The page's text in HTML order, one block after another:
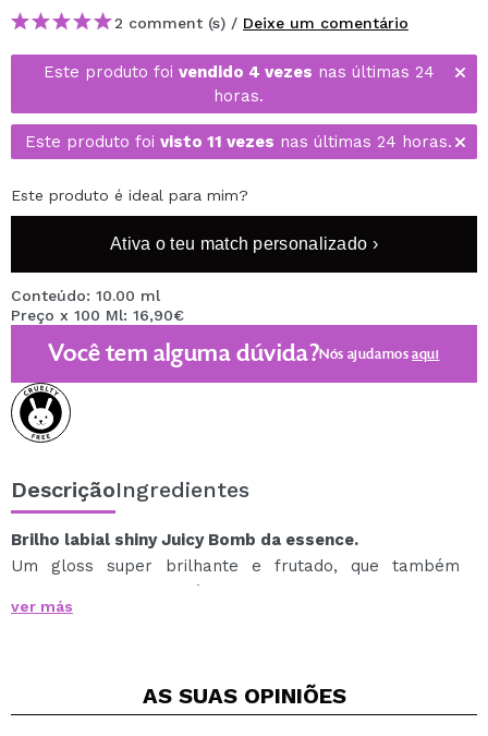
2 comment (s) / Deixe um comentário
Este produto foi vendido 4 vezes nas últimas 24
horas.
Este produto foi visto 11 vezes nas últimas 24 horas.
Este produto é ideal para mim?
Ativa o teu match personalizado ›
Conteúdo: 10.00 ml
Preço x 100 Ml: 16,90€
Você tem alguma dúvida?Nós ajudamosaqui
DescriçãoIngredientes
Brilho labial shiny Juicy Bomb da essence.
Um gloss super brilhante e frutado, que também
adiciona cor aos seus lábios.
Nada pegajoso e confortável de usar.
ver más
AS SUAS OPINIÕES